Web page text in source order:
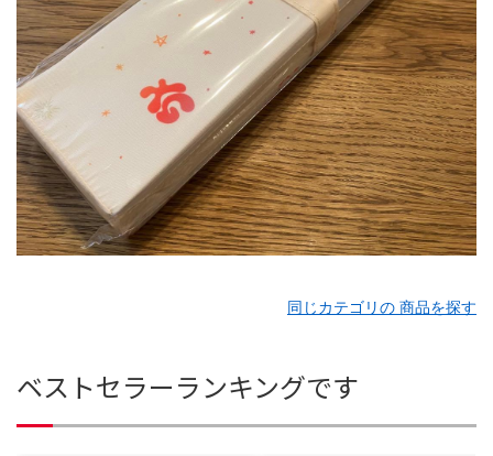
同じカテゴリの 商品を探す
ベストセラーランキングです